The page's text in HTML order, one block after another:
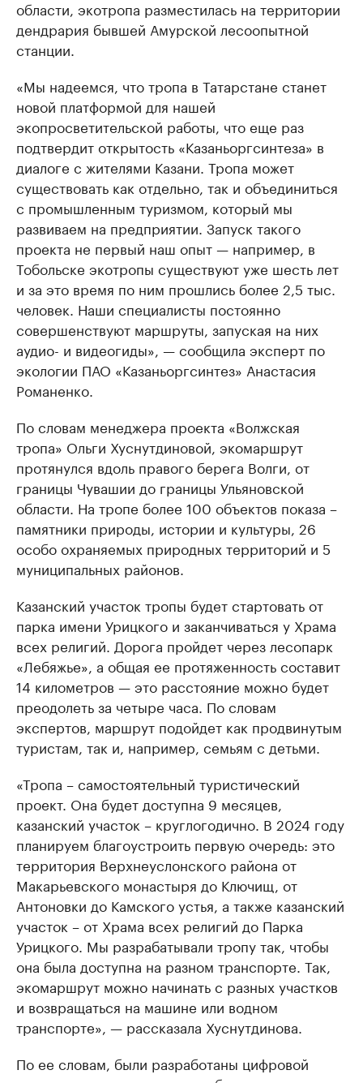
области, экотропа разместилась на территории
дендрария бывшей Амурской лесоопытной
станции.
«Мы надеемся, что тропа в Татарстане станет
новой платформой для нашей
экопросветительской работы, что еще раз
подтвердит открытость «Казаньоргсинтеза» в
диалоге с жителями Казани. Тропа может
существовать как отдельно, так и объединиться
с промышленным туризмом, который мы
развиваем на предприятии. Запуск такого
проекта не первый наш опыт — например, в
Тобольске экотропы существуют уже шесть лет
и за это время по ним прошлись более 2,5 тыс.
человек. Наши специалисты постоянно
совершенствуют маршруты, запуская на них
аудио- и видеогиды», — сообщила эксперт по
экологии ПАО «Казаньоргсинтез» Анастасия
Романенко.
По словам менеджера проекта «Волжская
тропа» Ольги Хуснутдиновой, экомаршрут
протянулся вдоль правого берега Волги, от
границы Чувашии до границы Ульяновской
области. На тропе более 100 объектов показа –
памятники природы, истории и культуры, 26
особо охраняемых природных территорий и 5
муниципальных районов.
Казанский участок тропы будет стартовать от
парка имени Урицкого и заканчиваться у Храма
всех религий. Дорога пройдет через лесопарк
«Лебяжье», а общая ее протяженность составит
14 километров — это расстояние можно будет
преодолеть за четыре часа. По словам
экспертов, маршрут подойдет как продвинутым
туристам, так и, например, семьям с детьми.
«Тропа – самостоятельный туристический
проект. Она будет доступна 9 месяцев,
казанский участок – круглогодично. В 2024 году
планируем благоустроить первую очередь: это
территория Верхнеуслонского района от
Макарьевского монастыря до Ключищ, от
Антоновки до Камского устья, а также казанский
участок – от Храма всех религий до Парка
Урицкого. Мы разрабатывали тропу так, чтобы
она была доступна на разном транспорте. Так,
экомаршрут можно начинать с разных участков
и возвращаться на машине или водном
транспорте», — рассказала Хуснутдинова.
По ее словам, были разработаны цифровой